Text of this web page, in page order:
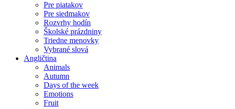
Pre piatakov
Pre siedmakov
Rozvrhy hodín
Školské prázdniny
Triedne menovky
Vybrané slová
Angličtina
Animals
Autumn
Days of the week
Emotions
Fruit